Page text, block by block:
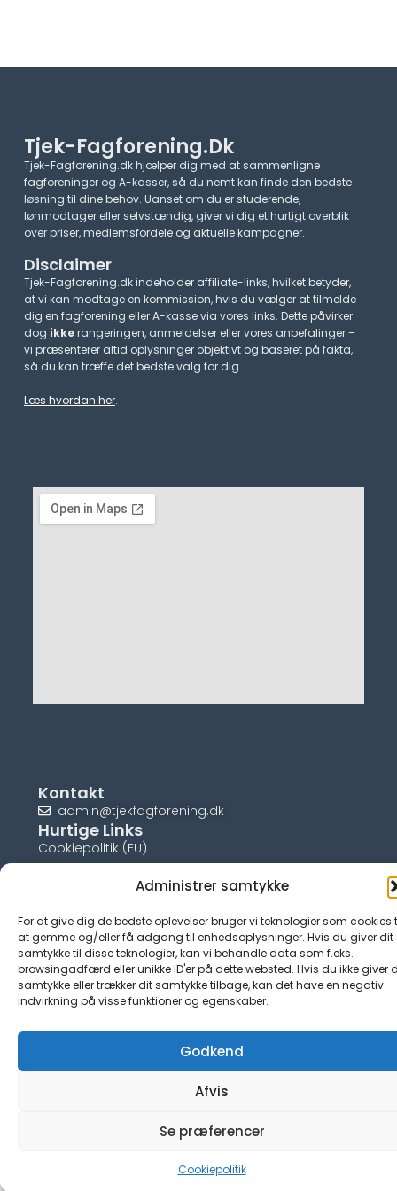
Administrer samtykke
For at give dig de bedste oplevelser bruger vi teknologier som cookies
at gemme og/eller få adgang til enhedsoplysninger. Hvis du giver dit
samtykke til disse teknologier, kan vi behandle data som f.eks.
browsingadfærd eller unikke ID'er på dette websted. Hvis du ikke giver
samtykke eller trækker dit samtykke tilbage, kan det have en negativ
indvirkning på visse funktioner og egenskaber.
Godkend
Afvis
Se præferencer
Cookiepolitik
Tjek-Fagforening.dk
Tjek-Fagforening.dk hjælper dig med at sammenligne
fagforeninger og A-kasser, så du nemt kan finde den bedste
løsning til dine behov. Uanset om du er studerende,
lønmodtager eller selvstændig, giver vi dig et hurtigt overblik
over priser, medlemsfordele og aktuelle kampagner.​
Disclaimer
Tjek-Fagforening.dk indeholder affiliate-links, hvilket betyder,
at vi kan modtage en kommission, hvis du vælger at tilmelde
dig en fagforening eller A-kasse via vores links. Dette påvirker
dog ikkerangeringen, anmeldelser eller vores anbefalinger –
vi præsenterer altid oplysninger objektivt og baseret på fakta,
så du kan træffe det bedste valg for dig.
Læs hvordan her.
Kontakt
admin@tjekfagforening.dk
Hurtige Links
Cookiepolitik (EU)
© tjek-fagforening.dk